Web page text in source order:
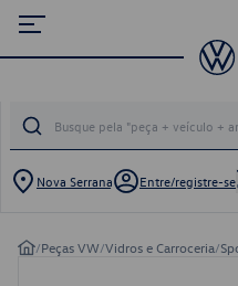
Nova Serrana Entre/registre-se
/Peças VW/Vidros e Carroceria/